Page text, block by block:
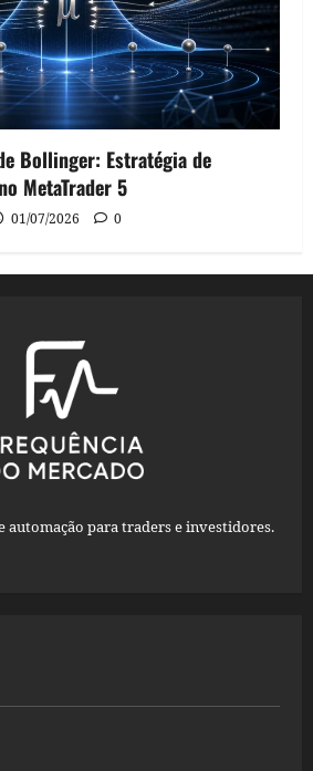
Bollinger: Estratégia de
MetaTrader 5
01/07/2026 0
automação para traders e investidores.